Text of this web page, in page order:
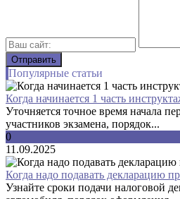
Популярные статьи
Когда начинается 1 часть
Уточняется точное время начала
участников экзамена, порядок...
0
11.09.2025
Когда надо подавать декларацию
Узнайте сроки подачи налоговой